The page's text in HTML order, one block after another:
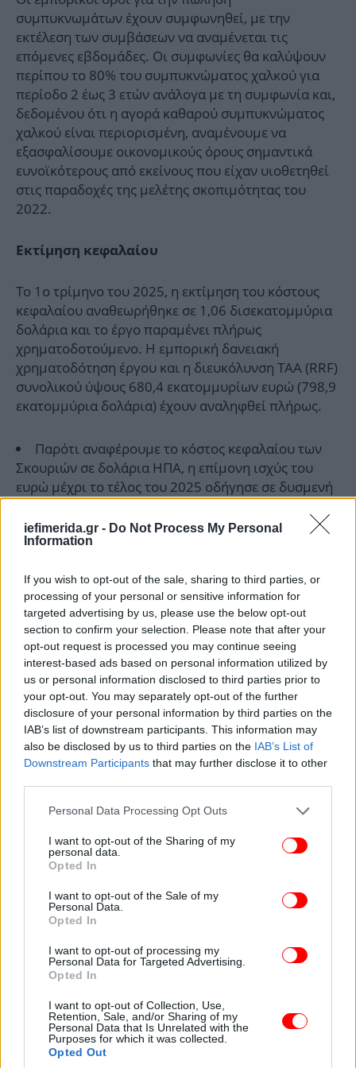
iefimerida.gr - Do Not Process My Personal
Information
If you wish to opt-out of the sale, sharing to third parties, or
processing of your personal or sensitive information for
targeted advertising by us, please use the below opt-out
section to confirm your selection. Please note that after your
opt-out request is processed you may continue seeing
interest-based ads based on personal information utilized by
us or personal information disclosed to third parties prior to
your opt-out. You may separately opt-out of the further
disclosure of your personal information by third parties on the
IAB’s list of downstream participants. This information may
also be disclosed by us to third parties on the IAB’s List of
Downstream Participants that may further disclose it to other
Please note that this website/app uses one or more Google
not limited to your visit or usage behaviour. You may click to
grant or deny consent to Google and its third-party tags to
use your data for below specified purposes in below Google
consent section.
Personal Data Processing Opt Outs
I want to opt-out of the Sharing of my
personal data.
Opted In
I want to opt-out of the Sale of my
Personal Data.
Opted In
I want to opt-out of processing my
Personal Data for Targeted Advertising.
Opted In
I want to opt-out of Collection, Use,
Retention, Sale, and/or Sharing of my
Personal Data that Is Unrelated with the
Purposes for which it was collected.
Opted Out
συμπυκνωμάτων έχουν συμφωνηθεί, με την
εκτέλεση των συμβάσεων να αναμένεται τις
επόμενες εβδομάδες. Οι συμφωνίες θα καλύψουν
περίπου το 80% του συμπυκνώματος χαλκού για
περίοδο 2 έως 3 ετών ανάλογα με τη συμφωνία και,
δεδομένου ότι η αγορά καθαρού συμπυκνώματος
χαλκού είναι περιορισμένη, αναμένουμε να
εξασφαλίσουμε οικονομικούς όρους σημαντικά
ευνοϊκότερους από εκείνους που είχαν υιοθετηθεί
στις παραδοχές της μελέτης σκοπιμότητας του
2022.
Εκτίμηση κεφαλαίου
Το 1ο τρίμηνο του 2025, η εκτίμηση του κόστους
κεφαλαίου αναθεωρήθηκε σε 1,06 δισεκατομμύρια
δολάρια και το έργο παραμένει πλήρως
χρηματοδοτούμενο. Η εμπορική δανειακή
χρηματοδότηση έργου και η διευκόλυνση ΤΑΑ (RRF)
συνολικού ύψους 680,4 εκατομμυρίων ευρώ (798,9
εκατομμύρια δολάρια) έχουν αναληφθεί πλήρως.
Παρότι αναφέρουμε το κόστος κεφαλαίου των
Σκουριών σε δολάρια ΗΠΑ, η επίμονη ισχύς του
ευρώ μέχρι το τέλος του 2025 οδήγησε σε δυσμενή
ανέλθει σε περίπου 43 εκατομμύρια δολάρια (μέχρι
την εμπορική παραγωγή). Ο αντίκτυπος στα
μέσω συναλλαγματικών κερδών ύψους περίπου 20
εκατομμυρίων δολαρίων από τα ταμειακά
διαθέσιμα σε ευρώ έως το τέλος του 2025.
Το κεφάλαιο του έργου ανήλθε συνολικά σε
περίπου 137 εκατομμύρια δολάρια2το 4ο τρίμηνο
του 2025 και περίπου 475 εκατομμύρια δολάρια
για το 2025, ελαφρώς υψηλότερο από το
αναθεωρημένο εύρος πρόβλεψης των 440 έως 470
εκατομμυρίων δολαρίων, καθώς συνεχίσαμε να
σε πρωτοβουλίες ελαχιστοποίησης του κινδύνου σε
ολόκληρο το Έργο. Στις 31 Δεκεμβρίου 2025, το
σωρευτικό κεφάλαιο του έργου που επενδύθηκε
στη φάση 2 της κατασκευής ανήλθε συνολικά σε 980
εκατομμύρια δολάρια .